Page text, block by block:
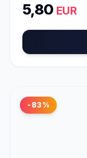
5,80 EUR
-83%